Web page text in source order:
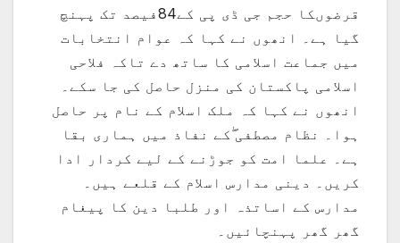
قرضوںکا حجم جی ڈی پی کے84فیصد تک پہنچ
گیا ہے۔ انھوں نے کہا کہ عوام انتخابات
میں جماعت اسلامی کا ساتھ دے تاکہ فلاحی
اسلامی پاکستان کی منزل حاصل کی جا سکے۔
انھوں نے کہا کہ ملک اسلام کے نام پر حاصل
ہوا۔ نظام مصطفی ۖکے نفاذ میں ہماری بقا
ہے۔ علما امت کو جوڑنے کے لیے کردار ادا
کریں۔ دینی مدارس اسلام کے قلعے ہیں۔
مدارس کے اساتذہ اور طلبا دین کا پیغام
گھر گھر پہنچائیں۔